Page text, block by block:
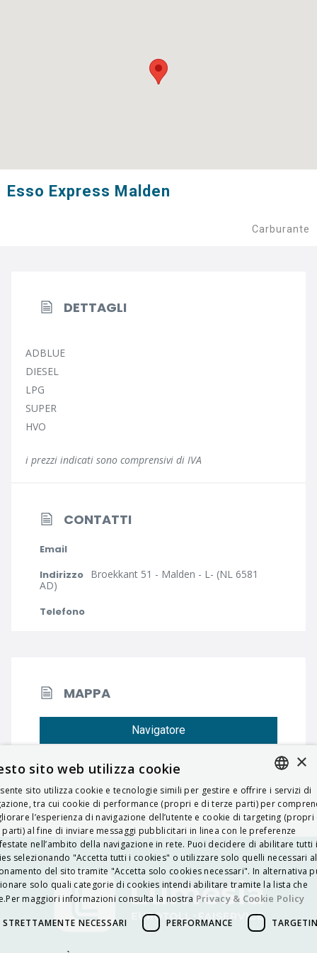
Esso Express Malden
Carburante
DETTAGLI
ADBLUE
DIESEL
LPG
SUPER
HVO
i prezzi indicati sono comprensivi di IVA
CONTATTI
Email
Indirizzo Broekkant 51 - Malden - L- (NL 6581
AD)
Telefono
MAPPA
Navigatore
ITALIAN
ENGLISH
FRENCH
HUNGARIAN
DEUTSCH
POLSKI
×
sito web utilizza cookie
sito utilizza cookie e tecnologie simili per gestire e offrire i servizi di
tra cui cookie di performance (propri e di terze parti) per
l’esperienza di navigazione dell’utente e cookie di targeting (propri
parti) al fine di inviare messaggi pubblicitari in linea con le preferenze
nell’ambito della navigazione in rete. Puoi decidere di abilitare tutti i
selezionando "Accetta tutti i cookies" o utilizzare solo quelli necessari al
del sito tramite "Accetta solo cookies necessari". In alternativa
solo quali categorie di cookies intendi abilitare tramite la lista che
maggiori informazioni consulta la nostra Privacy & Cookie Policy
STRETTAMENTE NECESSARI PERFORMANCE